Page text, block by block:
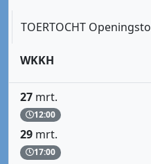
TOERTOCHT
WKKH
27 mrt.
12:00
29 mrt.
17:00